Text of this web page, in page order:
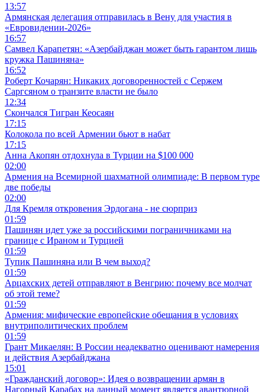
13:57
Армянская делегация отправилась в Вену для участия в
«Евровидении-2026»
16:57
Самвел Карапетян: «Азербайджан может быть гарантом лишь
кружка Пашиняна»
16:52
Роберт Кочарян: Никаких договоренностей с Сержем
Саргсяном о транзите власти не было
12:34
Скончался Тигран Кеосаян
17:15
Колокола по всей Армении бьют в набат
17:15
Анна Акопян отдохнула в Турции на $100 000
02:00
Армения на Всемирной шахматной олимпиаде: В первом туре
две победы
02:00
Для Кремля откровения Эрдогана - не сюрприз
01:59
Пашинян идет уже за российскими пограничниками на
границе с Ираном и Турцией
01:59
Тупик Пашиняна или В чем выход?
01:59
Арцахских детей отправляют в Венгрию: почему все молчат
об этой теме?
01:59
Армения: мифические европейские обещания в условиях
внутриполитических проблем
01:59
Грант Микаелян: В России неадекватно оценивают намерения
и действия Азербайджана
15:01
«Гражданский договор»: Идея о возвращении армян в
Нагорный Карабах на данный момент является авантюрной